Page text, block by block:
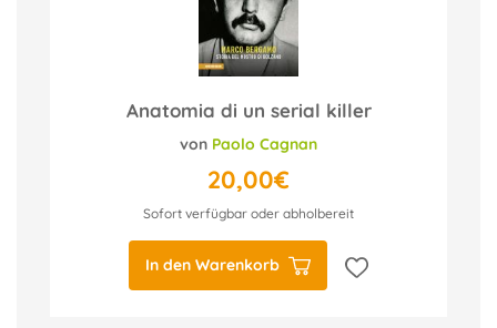
Anatomia di un serial killer
von Paolo Cagnan
20,00€
Sofort verfügbar oder abholbereit
In den Warenkorb